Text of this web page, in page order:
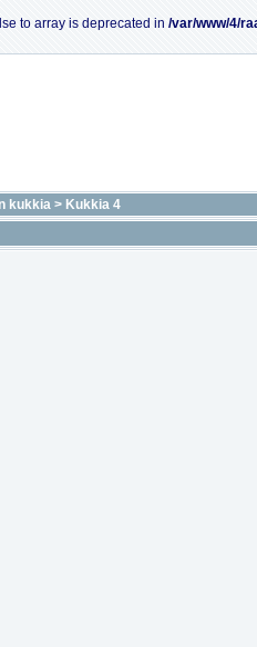
to array is deprecated in /var/www/4/
kukkia > Kukkia 4